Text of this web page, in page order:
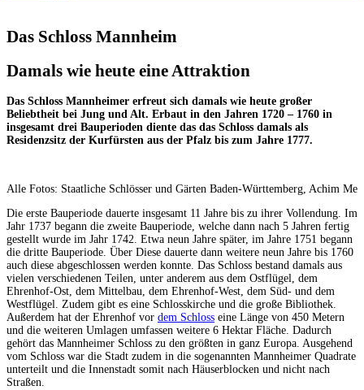
Das Schloss Mannheim
Damals wie heute eine Attraktion
Das Schloss Mannheimer erfreut sich damals wie heute großer
Beliebtheit bei Jung und Alt. Erbaut in den Jahren 1720 – 1760 in
insgesamt drei Bauperioden diente das das Schloss damals als
Residenzsitz der Kurfürsten aus der Pfalz bis zum Jahre 1777.
Alle Fotos: Staatliche Schlösser und Gärten Baden-Württemberg, Achim
Die erste Bauperiode dauerte insgesamt 11 Jahre bis zu ihrer Vollendung. Im
Jahr 1737 begann die zweite Bauperiode, welche dann nach 5 Jahren fertig
gestellt wurde im Jahr 1742. Etwa neun Jahre später, im Jahre 1751 begann
die dritte Bauperiode. Über Diese dauerte dann weitere neun Jahre bis 1760
auch diese abgeschlossen werden konnte. Das Schloss bestand damals aus
vielen verschiedenen Teilen, unter anderem aus dem Ostflügel, dem
Ehrenhof-Ost, dem Mittelbau, dem Ehrenhof-West, dem Süd- und dem
Westflügel. Zudem gibt es eine Schlosskirche und die große Bibliothek.
Außerdem hat der Ehrenhof vor dem Schloss eine Länge von 450 Metern
und die weiteren Umlagen umfassen weitere 6 Hektar Fläche. Dadurch
gehört das Mannheimer Schloss zu den größten in ganz Europa. Ausgehend
vom Schloss war die Stadt zudem in die sogenannten Mannheimer Quadrate
unterteilt und die Innenstadt somit nach Häuserblocken und nicht nach
Straßen.